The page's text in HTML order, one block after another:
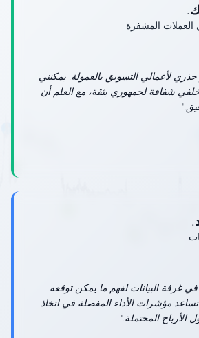
المشفرة
جذري لأعمالي التسويق بالعمولة. يمكنني
خلفي شفافة لجمهوري بثقة، مع العلم أن
غرفة البيانات لفهم ما يمكن توقعه
مؤشرات الأداء المفصلة في اتخاذ
المحتملة."